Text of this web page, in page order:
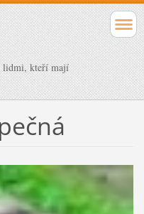
lidmi, kteří mají